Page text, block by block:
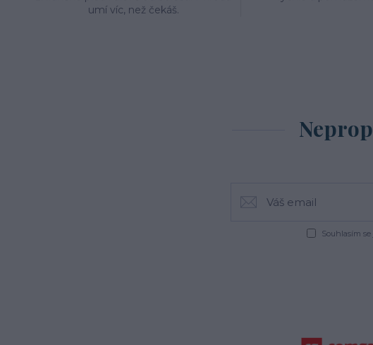
umí víc, než čekáš.
Souhlasím se